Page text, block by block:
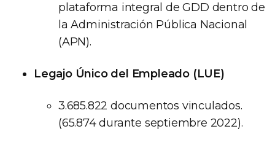
plataforma integral de GDD dentro de
la Administración Pública Nacional
(APN).
Legajo Único del Empleado (LUE)
3.685.822 documentos vinculados.
(65.874 durante septiembre 2022).